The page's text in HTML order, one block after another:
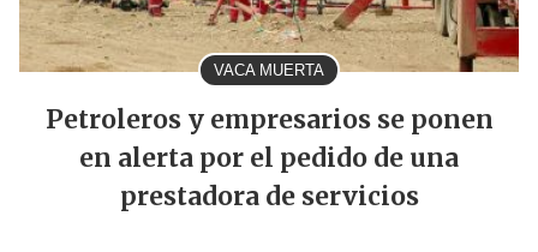
VACA MUERTA
Petroleros y empresarios se ponen
en alerta por el pedido de una
prestadora de servicios